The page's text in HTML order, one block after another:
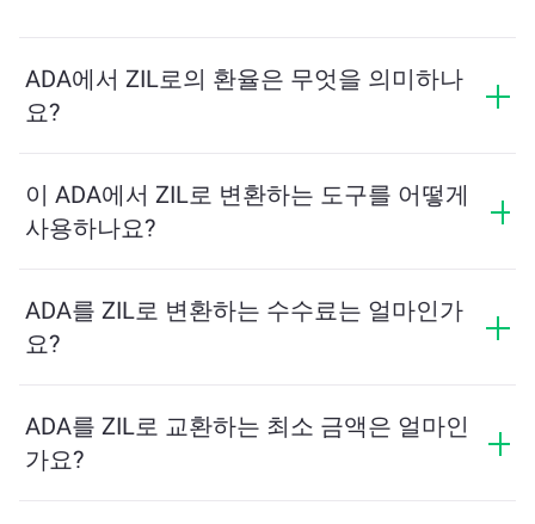
ADA에서 ZIL로의 환율은 무엇을 의미하나
요?
니다. 이 환율은 시장 상황, 수요와 공급, 그리고 유동성에
따라 변동합니다.
이 ADA에서 ZIL로 변환하는 도구를 어떻게
사용하나요?
량을 계산해줍니다. 그런 다음, 안내에 따라 거래를 완료
하세요.
ADA를 ZIL로 변환하는 수수료는 얼마인가
요?
라집니다. ChangeNOW는 숨겨진 수수료 없이 경쟁력 있
는 요금을 제공하며, 최종 금액은 거래를 확인하기 전에
표시됩니다.
ADA를 ZIL로 교환하는 최소 금액은 얼마인
가요?